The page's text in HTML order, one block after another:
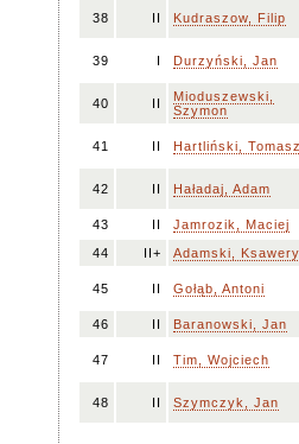
38 II Kudraszow, Filip
39 I Durzyński, Jan
40 II
Mioduszewski,
Szymon
41 II Hartliński,
42 II Haładaj, Adam
43 II
Jamrozik, Maciej
44
II+ Adamski, Ksawery
45 II Gołąb, Antoni
46 II Baranowski, Jan
47 II Tim, Wojciech
48 II Szymczyk, Jan